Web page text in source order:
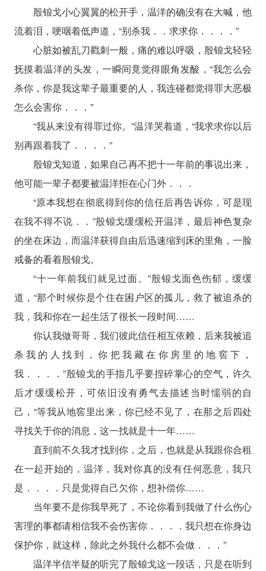
殷锒戈小心翼翼的松开手，温洋的确没有在大喊，他
流着泪，哽咽着低声道，“别杀我．．求求你．．．．”
心脏如被乱刀戳刺一般，痛的难以呼吸，殷锒戈轻轻
抚摸着温洋的头发，一瞬间竟觉得眼角发酸，“我怎么会
杀你，你是我这辈子最重要的人，我连碰都觉得罪大恶极
怎么会害你．．．”
“我从来没有得罪过你。”温洋哭着道，“我求求你以后
别再跟着我了．．．．”
殷锒戈知道，如果自己再不把十一年前的事说出来，
他可能一辈子都要被温洋拒在心门外．．．
“原本我想在彻底得到你的信任后再告诉你，可是现
在我不得不说．．”殷锒戈缓缓松开温洋，最后神色复杂
的坐在床边，而温洋获得自由后迅速缩到床的里角，一脸
戒备的看着殷锒戈。
“十一年前我们就见过面。”殷锒戈面色伤郁，缓缓
道，“那个时候你是个住在困户区的孤儿，救了被追杀的
我，我和你在一起生活了很长一段时间……
你认我做哥哥，我们彼此信任相互依赖，后来我被追
杀我的人找到，你把我藏在你房里的地窖下，
我．．．．”殷锒戈的手指几乎要捏碎掌心的空气，许久
后才缓缓松开，可依旧没有勇气去描述当时懦弱的自
己，“等我从地窖里出来，你已经不见了，在那之后四处
寻找关于你的消息，这一找就是十一年……
直到前不久我才找到你，之后，也就是从我跟你合租
在一起开始的，温洋，我对你真的没有任何恶意，我只
是．．．．只是觉得自己欠你，想补偿你……
当年要不是你我早死了，不论你看到我做了什么伤心
害理的事都请相信我不会伤害你．．．．我只想在你身边
保护你，就这样，除此之外我什么都不会做．．．”
温洋半信半疑的听完了殷锒戈这一段话，只是在听到